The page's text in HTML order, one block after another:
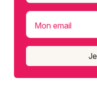
Mon email